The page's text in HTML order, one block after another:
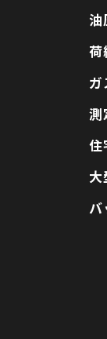
油
荷
ガ
測
住
大
バ